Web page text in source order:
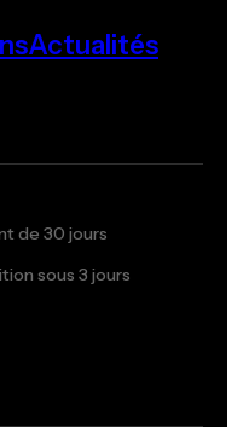
Actualités
de 30 jours
sous 3 jours